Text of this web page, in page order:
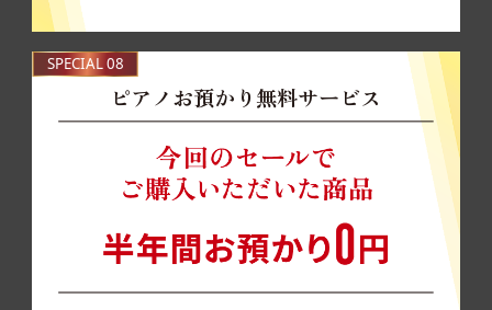
SPECIAL 08
ピアノお預かり無料サービス